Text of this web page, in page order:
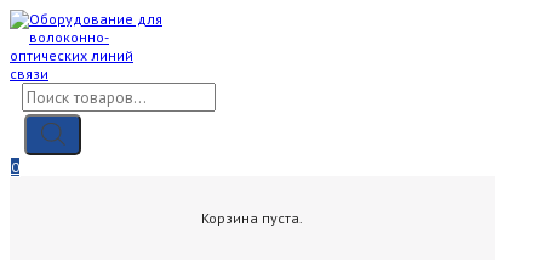
Skip
content
Поиск
товаров
0
Корзина пуста.